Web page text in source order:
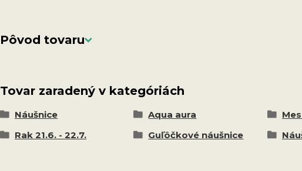
Pôvod tovaru
Tovar zaradený v kategóriách
Náušnice Aqua aura
Rak 21.6. - 22.7.
Guľôčkové náušnice